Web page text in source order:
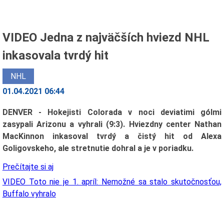
VIDEO Jedna z najväčších hviezd NHL
inkasovala tvrdý hit
NHL
01.04.2021 06:44
DENVER - Hokejisti Colorada v noci deviatimi gólmi
zasypali Arizonu a vyhrali (9:3). Hviezdny center Nathan
MacKinnon inkasoval tvrdý a čistý hit od Alexa
Goligovskeho, ale stretnutie dohral a je v poriadku.
Prečítajte si aj
VIDEO Toto nie je 1. apríl: Nemožné sa stalo skutočnosťou,
Buffalo vyhralo